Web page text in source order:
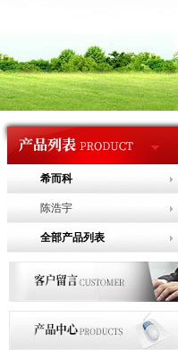
希而科
陈浩宇
全部产品列表